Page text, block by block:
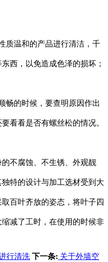
温和的产品进行清洁，千
西，以免造成色泽的损坏；
的时候，要查明原因作出
看看是否有螺丝松的情况。
不腐蚀、不生锈、外观靓
特的设计与加工选材受到大
百叶齐放的姿态，将叶子四
减了工时，在使用的时候非
行清洗 下一条: 关于外墙空